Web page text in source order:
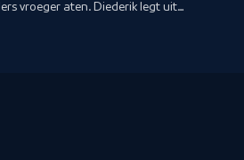
vroeger aten. Diederik legt uit